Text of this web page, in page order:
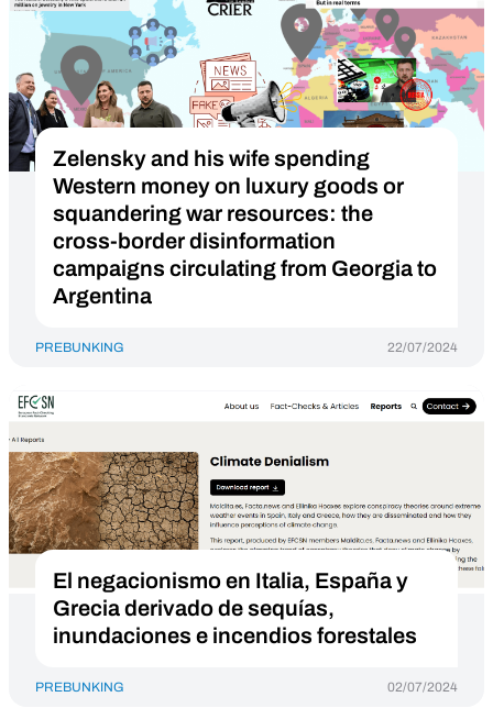
Zelensky and his wife spending
Western money on luxury goods or
squandering war resources: the
cross-border disinformation
campaigns circulating from Georgia to
Argentina
PREBUNKING 22/07/2024
El negacionismo en Italia, España y
Grecia derivado de sequías,
inundaciones e incendios forestales
PREBUNKING 02/07/2024